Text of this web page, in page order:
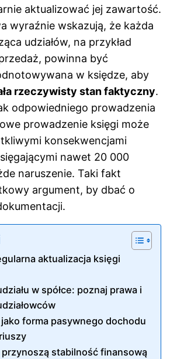
aktualizować jej zawartość.
wyraźnie wskazują, że każda
udziałów, na przykład
powinna być
w księdze, aby
rzeczywisty stan faktyczny.
odpowiedniego prowadzenia
prowadzenie księgi może
konsekwencjami
nawet 20 000
naruszenie. Taki fakt
argument, by dbać o
aktualizacja księgi
w spółce: poznaj prawa i
forma pasywnego dochodu
stabilność finansową